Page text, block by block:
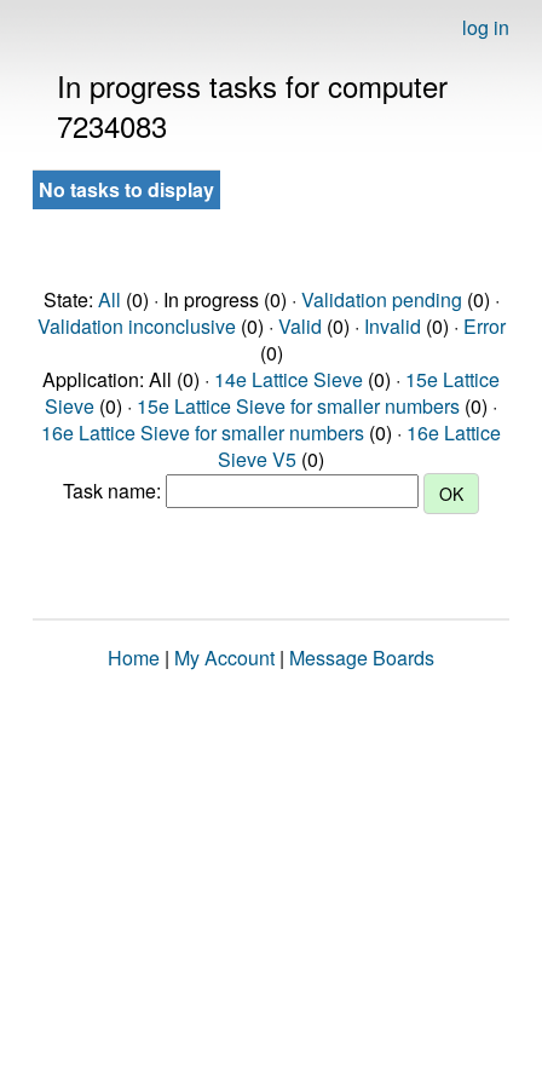
log in
In progress tasks for computer
7234083
No tasks to display
State: All (0) · In progress (0) · Validation pending (0) ·
Validation inconclusive(0) · Valid (0) · Invalid (0) · Error
(0)
Application: All (0) · 14e Lattice Sieve (0) · 15e Lattice
Sieve (0) · 15e Lattice Sieve for smaller numbers (0) ·
16e Lattice Sieve for smaller numbers (0) · 16e Lattice
Sieve V5 (0)
Task name:
Home | My Account | Message Boards